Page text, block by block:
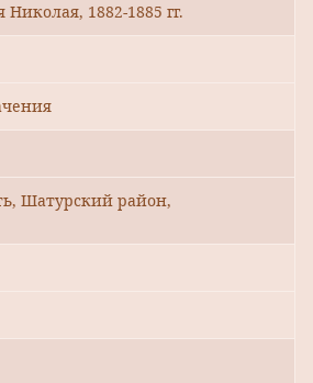
1882-1885 гг.
Шатурский район,